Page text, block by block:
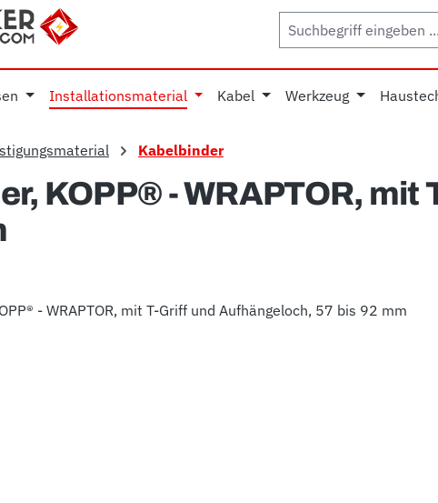
Installationsmaterial Kabel Werkzeug
Kabelbinder
KOPP® - WRAPTOR,